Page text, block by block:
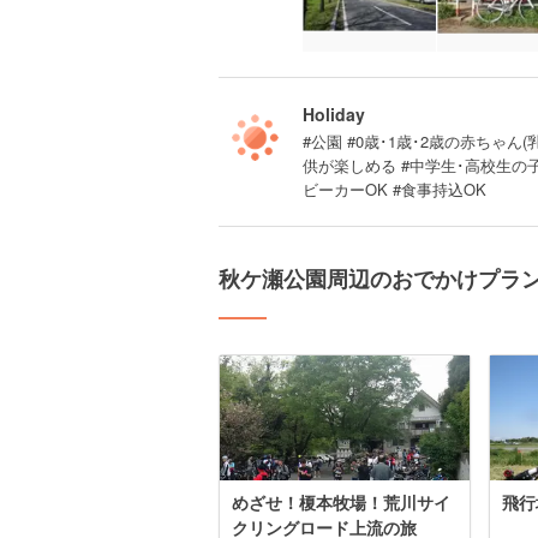
Holiday
#公園 #0歳･1歳･2歳の赤ちゃん(
供が楽しめる #中学生･高校生の
ビーカーOK #食事持込OK
秋ケ瀬公園周辺のおでかけプラ
めざせ！榎本牧場！荒川サイ
クリングロード上流の旅
飛